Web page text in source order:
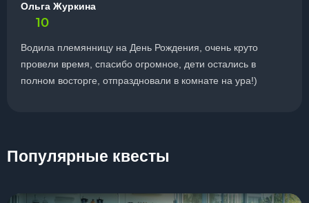
Ольга Журкина
10
Водила племянницу на День Рождения, очень круто
провели время, спасибо огромное, дети остались в
полном восторге, отпраздновали в комнате на ура!)
Популярные квесты